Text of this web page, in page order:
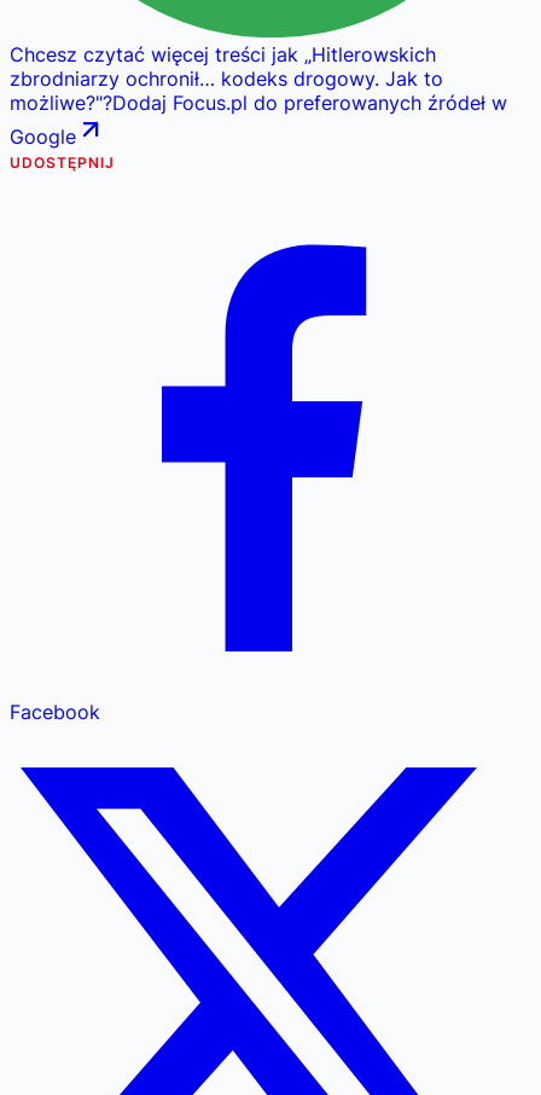
Chcesz czytać więcej treści jak „Hitlerowskich
zbrodniarzy ochronił… kodeks drogowy. Jak to
możliwe?"?Dodaj Focus.pl do preferowanych źródeł w
Google
UDOSTĘPNIJ
Facebook